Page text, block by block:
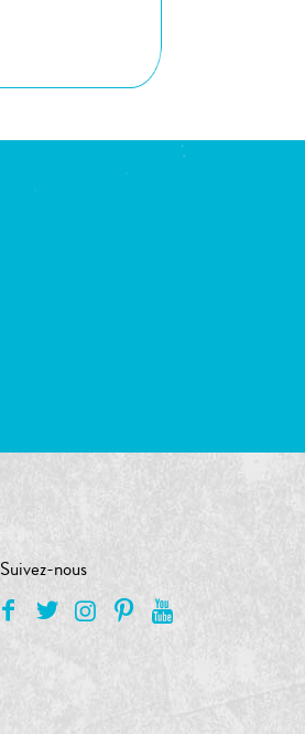
Suivez-nous